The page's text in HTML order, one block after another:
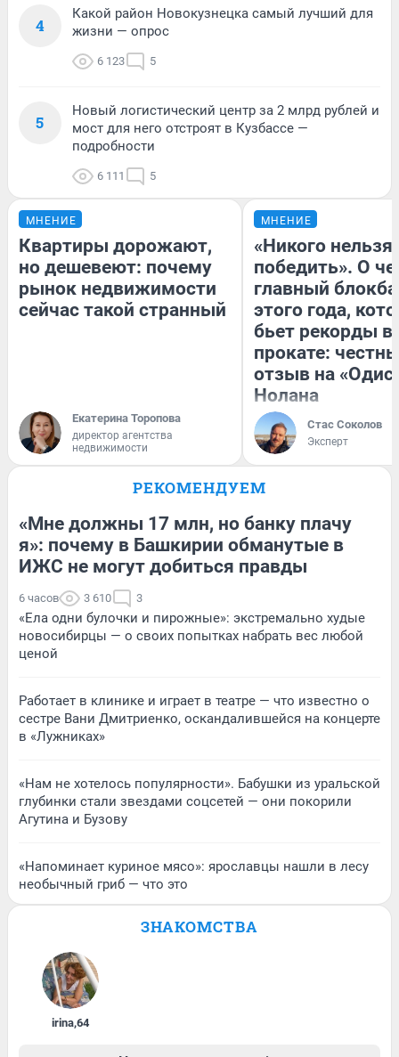
4
Какой район Новокузнецка самый лучший для
жизни — опрос
6 123 5
5
Новый логистический центр за 2 млрд рублей и
мост для него отстроят в Кузбассе —
подробности
6 111 5
МНЕНИЕ
Квартиры дорожают,
но дешевеют: почему
рынок недвижимости
сейчас такой странный
Екатерина Торопова
директор агентства
недвижимости
МНЕНИЕ
«Никого нельзя
победить». О
главный
этого года,
бьет рекорды в
прокате:
отзыв на
Нолана
Стас Соколов
Эксперт
РЕКОМЕНДУЕМ
«Мне должны 17 млн, но банку плачу
я»: почему в Башкирии обманутые в
ИЖС не могут добиться правды
6 часов 3 610 3
«Ела одни булочки и пирожные»: экстремально худые
новосибирцы — о своих попытках набрать вес любой
ценой
Работает в клинике и играет в театре — что известно о
сестре Вани Дмитриенко, оскандалившейся на концерте
в «Лужниках»
«Нам не хотелось популярности». Бабушки из уральской
глубинки стали звездами соцсетей — они покорили
Агутина и Бузову
«Напоминает куриное мясо»: ярославцы нашли в лесу
необычный гриб — что это
ЗНАКОМСТВА
irina,64